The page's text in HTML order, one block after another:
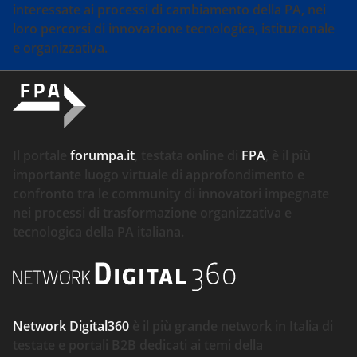
interessate ai processi di cambiamento della PA, nei
loro percorsi di innovazione tecnologica, istituzionale
e organizzativa.
forumpa.it FPA
Network Digital360